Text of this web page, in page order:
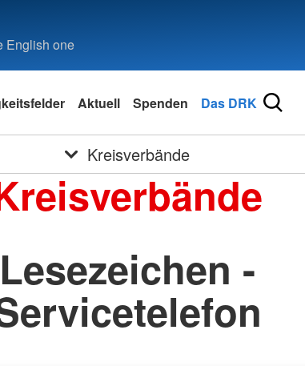
English one
Aktuell Spenden Das DRK
Kreisverbände
Lesezeichen -